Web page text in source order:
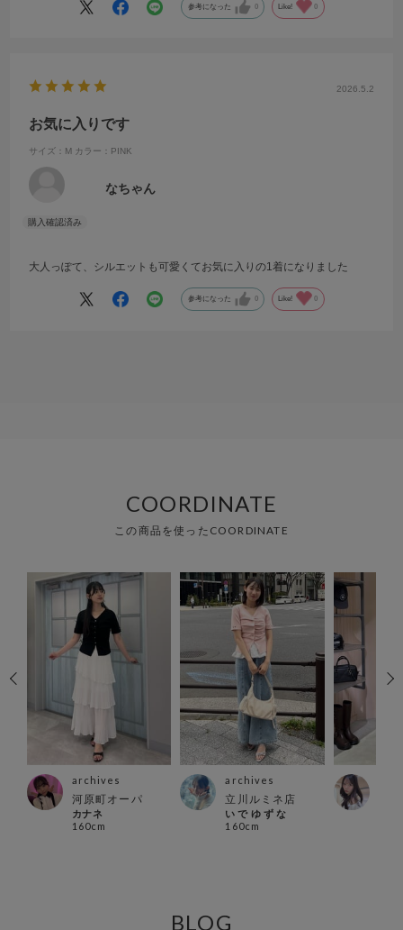
参考になった 0 Like! 0
2026.5.2
お気に入りです
サイズ：M カラー：PINK
なちゃん
大人っぽて、シルエットも可愛くてお気に入りの1着になりました
参考になった 0 Like! 0
COORDINATE
この商品を使ったCOORDINATE
archives
河原町オーパ
カナネ
160cm
archives
立川ルミネ店
い で ゆ ず な
160cm
BLOG